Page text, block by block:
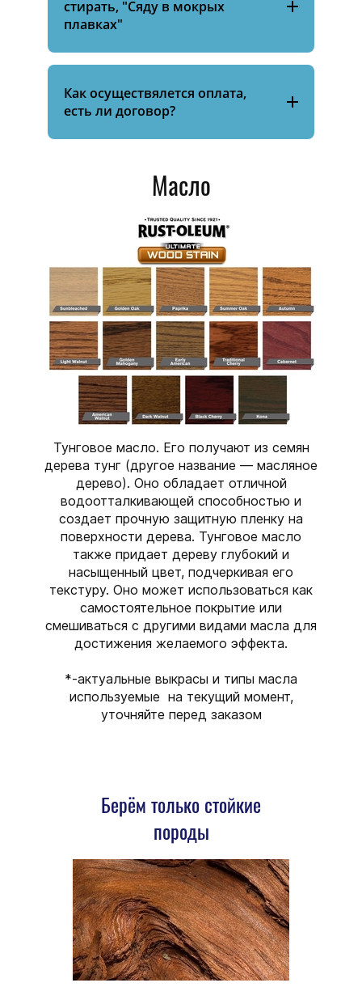
стирать, "Сяду в мокрых
плавках"
Как осуществялется оплата,
есть ли договор?
Масло
Тунговое масло. Его получают из семян
дерева тунг (другое название — масляное
дерево). Оно обладает отличной
водоотталкивающей способностью и
создает прочную защитную пленку на
поверхности дерева. Тунговое масло
также придает дереву глубокий и
насыщенный цвет, подчеркивая его
текстуру. Оно может использоваться как
самостоятельное покрытие или
смешиваться с другими видами масла для
достижения желаемого эффекта.
*-актуальные выкрасы и типы масла
используемые на текущий момент,
уточняйте перед заказом
Берём только стойкие
породы